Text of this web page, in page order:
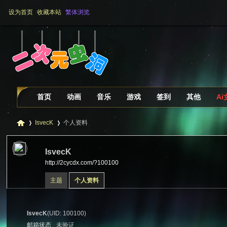
设为首页 收藏本站 繁体浏览
首页 动画 音乐 游戏 签到 其他 Ai
IsvecK
›
个人资料
IsvecK
http://2cycdx.com/?100100
主题 个人资料
IsvecK(UID: 100100)
邮箱状态
未验证